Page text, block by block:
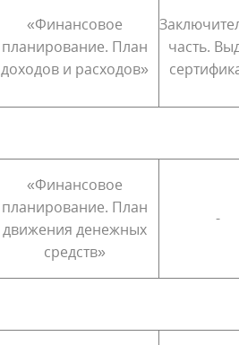
«Финансовое
планирование. План
доходов и расходов»
часть.
«Финансовое
планирование. План
движения денежных
средств»
-